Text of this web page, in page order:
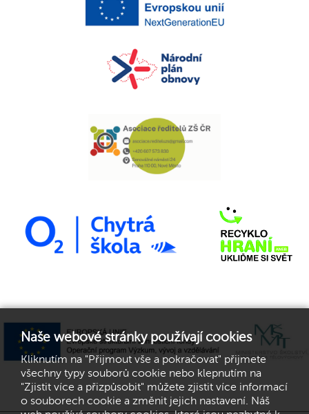
Naše webové stránky používají cookies
Kliknutím na "Přijmout vše a pokračovat" přijmete
všechny typy souborů cookie nebo klepnutím na
"Zjistit více a přizpůsobit" můžete zjistit více informací
o souborech cookie a změnit jejich nastavení. Náš